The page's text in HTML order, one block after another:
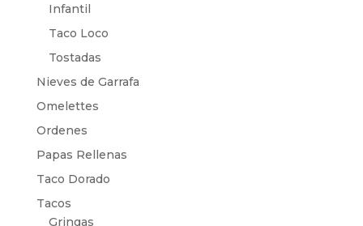
Infantil
Taco Loco
Tostadas
Nieves de Garrafa
Omelettes
Ordenes
Papas Rellenas
Taco Dorado
Tacos
Gringas